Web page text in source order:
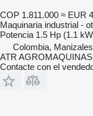
COP 1.811.000 ≈ EUR
Maquinaria industrial -
Potencia 1.5 Hp (1.1
Colombia,
ATR AGROMAQUINAS
Contacte con el